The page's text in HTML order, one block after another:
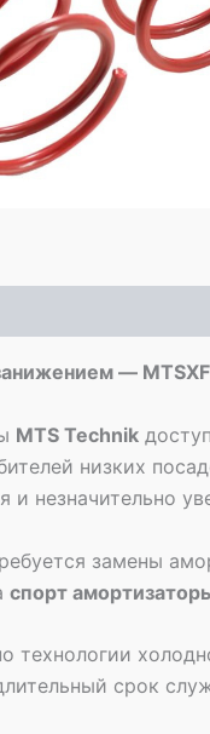
—
MTS Technik
низких
и незначительно
замены
спорт
технологии
срок